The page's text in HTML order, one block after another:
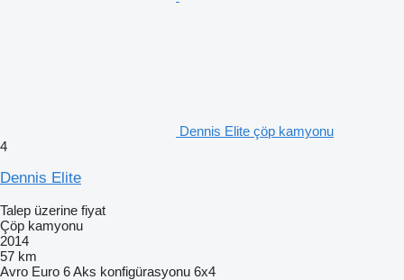
Dennis Elite çöp kamyonu
4
Dennis Elite
Talep üzerine fiyat
Çöp kamyonu
2014
57 km
Avro Euro 6Aks konfigürasyonu 6x4